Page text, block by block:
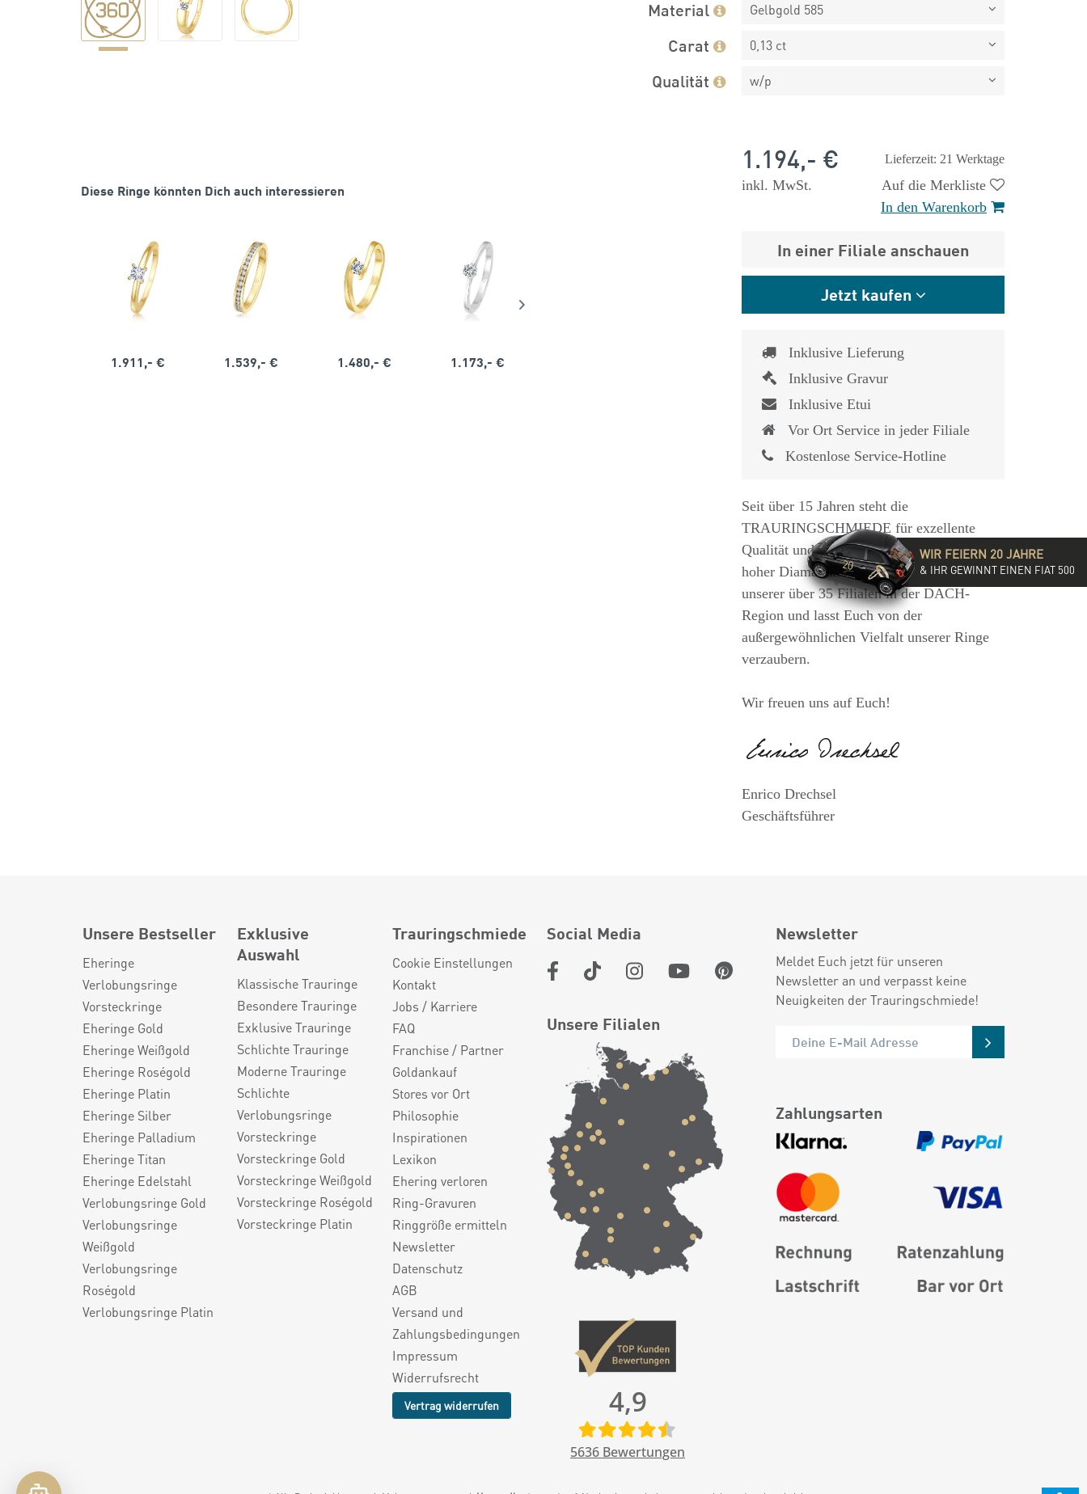
Diese Ringe könnten Dich auch interessieren
1.911,- € 1.539,- € 1.480,- € 1.173,- € 1.825,- €
Material Gelbgold 585
Carat 0,13 ct
Qualität w/p
Lieferzeit: 21 Werktage
1.194,- €
inkl. MwSt.
Auf die Merkliste
In den Warenkorb
In einer Filiale anschauen
Jetzt kaufen
Inklusive Lieferung
Inklusive Gravur
Inklusive Etui
Vor Ort Service in jeder Filiale
Kostenlose Service-Hotline
Seit über 15 Jahren steht die
TRAURINGSCHMIEDE für exzellente
Qualität und hochwertige Beratung mit
hoher Diamantkompetenz. Besucht eine
unserer über 35 Filialen in der DACH-
Region und lasst Euch von der
außergewöhnlichen Vielfalt unserer Ringe
verzaubern.
Wir freuen uns auf Euch!
Enrico Drechsel
Geschäftsführer
Unsere Bestseller
Eheringe
Verlobungsringe
Vorsteckringe
Eheringe Gold
Eheringe Weißgold
Eheringe Roségold
Eheringe Platin
Eheringe Silber
Eheringe Palladium
Eheringe Titan
Eheringe Edelstahl
Verlobungsringe Gold
Verlobungsringe
Weißgold
Verlobungsringe
Roségold
Verlobungsringe Platin
Exklusive
Auswahl
Klassische Trauringe
Besondere Trauringe
Exklusive Trauringe
Schlichte Trauringe
Moderne Trauringe
Schlichte
Verlobungsringe
Vorsteckringe
Vorsteckringe Gold
Vorsteckringe Weißgold
Vorsteckringe Roségold
Vorsteckringe Platin
Trauringschmiede
Cookie Einstellungen
Kontakt
Jobs / Karriere
FAQ
Franchise / Partner
Goldankauf
Stores vor Ort
Philosophie
Inspirationen
Lexikon
Ehering verloren
Ring-Gravuren
Ringgröße ermitteln
Newsletter
Datenschutz
AGB
Versand und
Zahlungsbedingungen
Impressum
Widerrufsrecht
Vertrag widerrufen
Social Media
Unsere Filialen
4,9
5636 Bewertungen
Newsletter
Meldet Euch jetzt für unseren
Newsletter an und verpasst keine
Neuigkeiten der Trauringschmiede!
Zahlungsarten
WIR FEIERN 20 JAHRE
& IHR GEWINNT EINEN FIAT 500